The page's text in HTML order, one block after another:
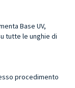
Base UV,
tutte le unghie di
procedimento